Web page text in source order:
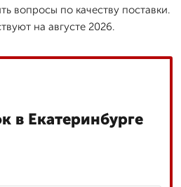
вопросы по качеству поставки.
на августе 2026.
в Екатеринбурге